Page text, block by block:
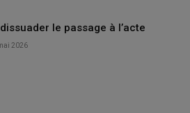
le passage à l’acte
2026